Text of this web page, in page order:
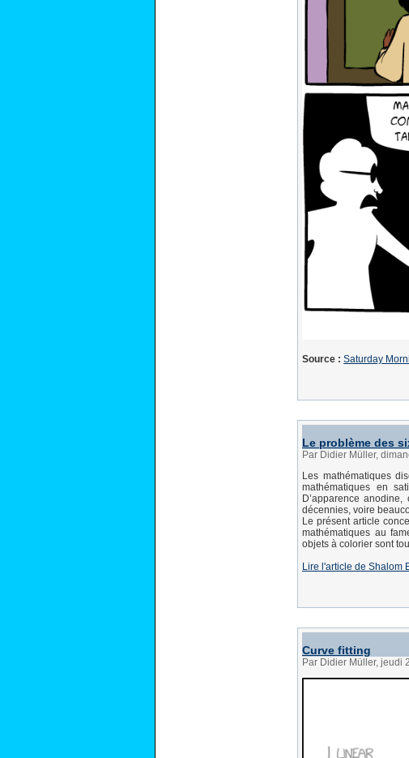
Source : Saturday
Le problème des
Par Didier Müller,
Les mathématiques
mathématiques en
D’apparence
décennies, voire
Le présent article
mathématiques au
objets à colorier sont
Lire l'article de Shalom
Curve fitting
Par Didier Müller, jeudi